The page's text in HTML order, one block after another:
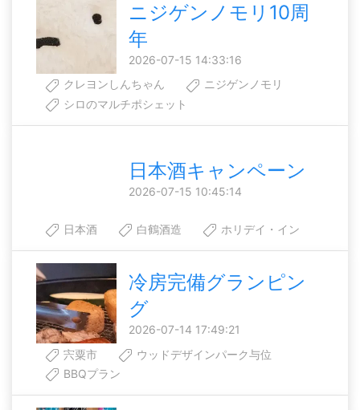
ニジゲンノモリ10周
年
2026-07-15 14:33:16
クレヨンしんちゃん
ニジゲンノモリ
シロのマルチポシェット
日本酒キャンペーン
2026-07-15 10:45:14
日本酒 白鶴酒造 ホリデイ・イン
冷房完備グランピン
グ
2026-07-14 17:49:21
宍粟市
ウッドデザインパーク与位
BBQプラン